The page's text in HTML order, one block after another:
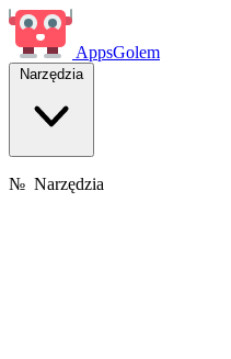
AppsGolem
Narzędzia
№ Narzędzia